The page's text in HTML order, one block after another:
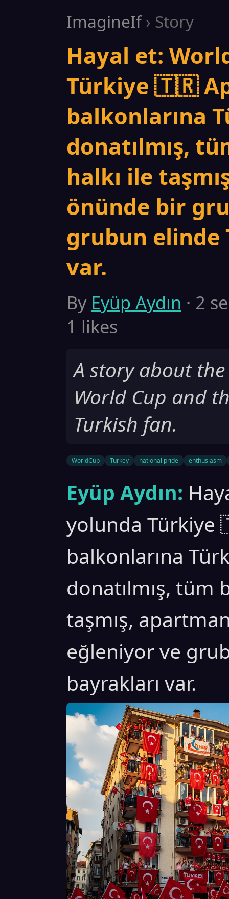
ImagineIf› Story
Hayal et:
Türkiye 🇹🇷
balkonlarına
donatılmış,
halkı ile
önünde bir
grubun elinde
var.
By Eyüp Aydın · 2
1 likes
A story about
World Cup and
Turkish fan.
WorldCup Turkey national pride enthusiasm
Eyüp Aydın:
yolunda
balkonlarına
donatılmış, tüm
taşmış,
eğleniyor ve
bayrakları var.